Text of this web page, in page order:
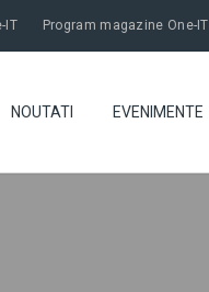
IT Program magazine One-IT
NOUTATI EVENIMENTE